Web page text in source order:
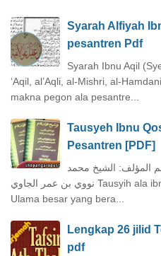
Syarah Alfiyah
pesantren Pdf
Syarah Ibnu Aqil
‘Aqil, al’Aqli, al-Mishri, al-
makna pegon ala pesantre...
Tausyeh Ibnu
Pesantren [PDF]
المؤلف: الشيخ محمد
نووي بن عمر الجاوي Tausyih ala ibnu qosim-kitab yang di tukis oleh
Ulama besar yang bera...
Lengkap 26 jilid
pdf